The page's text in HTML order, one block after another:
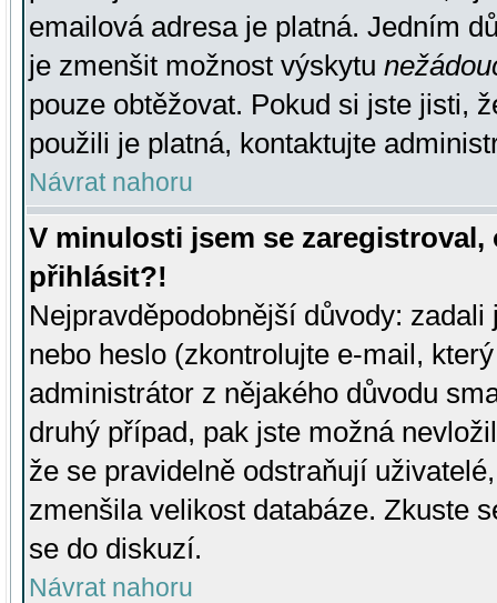
emailová adresa je platná. Jedním
je zmenšit možnost výskytu
pouze obtěžovat. Pokud si jste jisti,
použili je platná, kontaktujte
Návrat nahoru
V minulosti jsem se
přihlásit?!
Nejpravděpodobnější důvody:
nebo heslo (zkontrolujte e-mail,
administrátor z nějakého důvodu
druhý případ, pak jste možná
že se pravidelně odstraňují
zmenšila velikost databáze. Zkuste
se do diskuzí.
Návrat nahoru